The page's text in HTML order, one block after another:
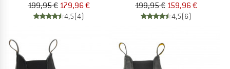
199,95 € 179,96 €
4,5(4)
199,95 € 159,96 €
4,5(6)